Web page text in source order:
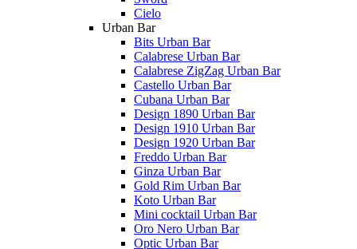
Cielo
Urban Bar
Bits Urban Bar
Calabrese Urban Bar
Calabrese ZigZag Urban Bar
Castello Urban Bar
Cubana Urban Bar
Design 1890 Urban Bar
Design 1910 Urban Bar
Design 1920 Urban Bar
Freddo Urban Bar
Ginza Urban Bar
Gold Rim Urban Bar
Koto Urban Bar
Mini cocktail Urban Bar
Oro Nero Urban Bar
Optic Urban Bar